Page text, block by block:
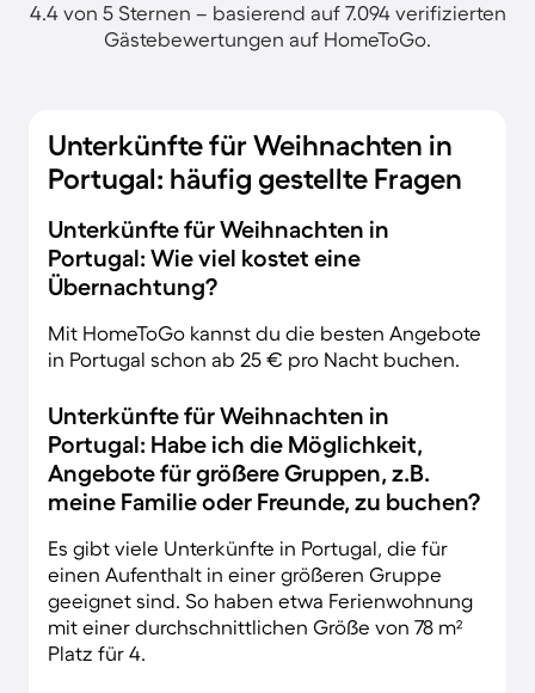
4.4 von 5 Sternen – basierend auf 7.094 verifizierten
Gästebewertungen auf HomeToGo.
Unterkünfte für Weihnachten in
Portugal: häufig gestellte Fragen
Unterkünfte für Weihnachten in
Portugal: Wie viel kostet eine
Übernachtung?
Mit HomeToGo kannst du die besten Angebote
in Portugal schon ab 25 € pro Nacht buchen.
Unterkünfte für Weihnachten in
Portugal: Habe ich die Möglichkeit,
Angebote für größere Gruppen, z.B.
meine Familie oder Freunde, zu buchen?
Es gibt viele Unterkünfte in Portugal, die für
einen Aufenthalt in einer größeren Gruppe
geeignet sind. So haben etwa Ferienwohnung
mit einer durchschnittlichen Größe von 78 m²
Platz für 4.